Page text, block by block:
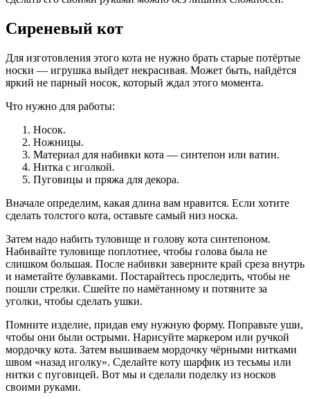
Сиреневый кот
Для изготовления этого кота не нужно брать старые потёртые
носки — игрушка выйдет некрасивая. Может быть, найдётся
яркий не парный носок, который ждал этого момента.
Что нужно для работы:
Носок.
Ножницы.
Материал для набивки кота — синтепон или ватин.
Нитка с иголкой.
Пуговицы и пряжа для декора.
Вначале определим, какая длина вам нравится. Если хотите
сделать толстого кота, оставьте самый низ носка.
Затем надо набить туловище и голову кота синтепоном.
Набивайте туловище поплотнее, чтобы голова была не
слишком большая. После набивки заверните край среза внутрь
и наметайте булавками. Постарайтесь проследить, чтобы не
пошли стрелки. Сшейте по намётанному и потяните за
уголки, чтобы сделать ушки.
Помните изделие, придав ему нужную форму. Поправьте уши,
чтобы они были острыми. Нарисуйте маркером или ручкой
мордочку кота. Затем вышиваем мордочку чёрными нитками
швом «назад иголку». Сделайте коту шарфик из тесьмы или
нитки с пуговицей. Вот мы и сделали поделку из носков
своими руками.